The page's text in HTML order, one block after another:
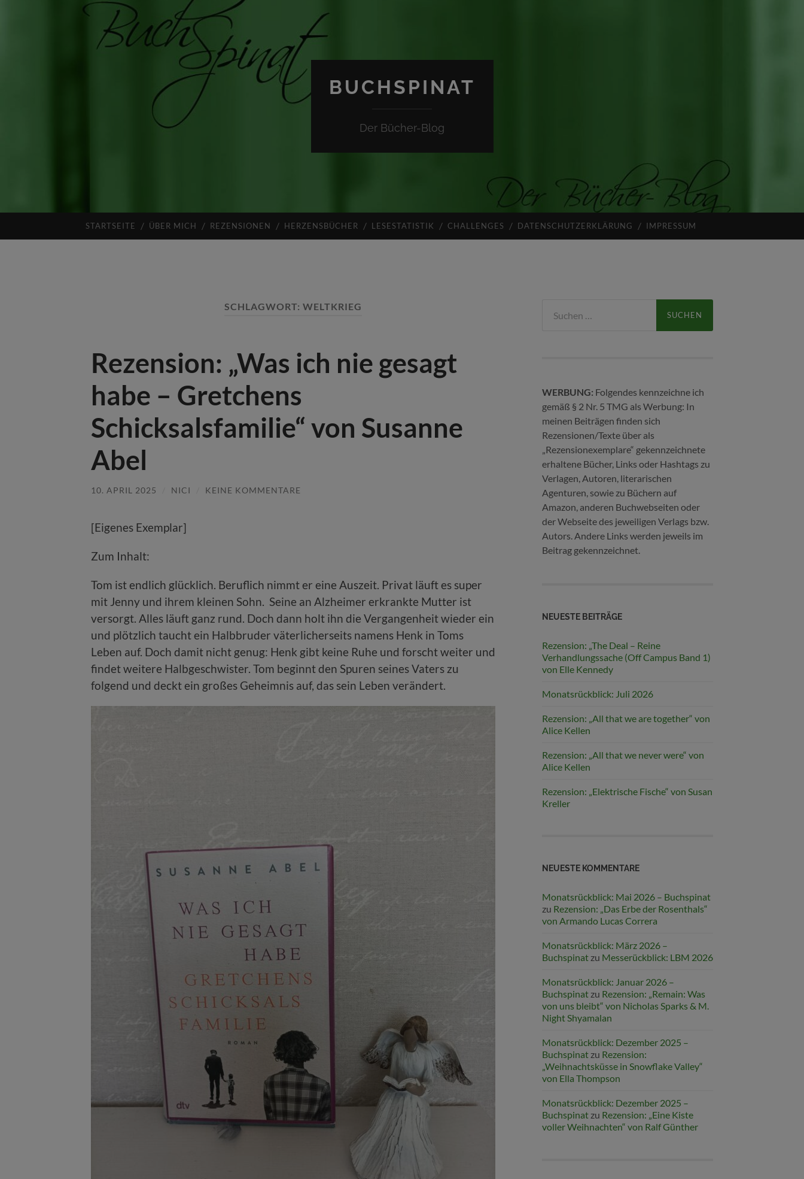
BUCHSPINAT
Der Bücher-Blog
STARTSEITE ÜBER MICH REZENSIONEN HERZENSBÜCHER LESESTATISTIK CHALLENGES DATENSCHUTZERKLÄRUNG IMPRESSUM
SCHLAGWORT: WELTKRIEG
Rezension: „Was ich nie gesagt
habe – Gretchens
Schicksalsfamilie“ von Susanne
Abel
10. APRIL 2025 NICI KEINE KOMMENTARE
[Eigenes Exemplar]
Zum Inhalt:
Tom ist endlich glücklich. Beruflich nimmt er eine Auszeit. Privat läuft es super
mit Jenny und ihrem kleinen Sohn. Seine an Alzheimer erkrankte Mutter ist
versorgt. Alles läuft ganz rund. Doch dann holt ihn die Vergangenheit wieder ein
und plötzlich taucht ein Halbbruder väterlicherseits namens Henk in Toms
Leben auf. Doch damit nicht genug: Henk gibt keine Ruhe und forscht weiter und
findet weitere Halbgeschwister. Tom beginnt den Spuren seines Vaters zu
folgend und deckt ein großes Geheimnis auf, das sein Leben verändert.
nach:
WERBUNG: Folgendes kennzeichne ich
gemäß § 2 Nr. 5 TMG als Werbung: In
meinen Beiträgen finden sich
Rezensionen/Texte über als
„Rezensionexemplare“ gekennzeichnete
erhaltene Bücher, Links oder Hashtags zu
Verlagen, Autoren, literarischen
Agenturen, sowie zu Büchern auf
Amazon, anderen Buchwebseiten oder
der Webseite des jeweiligen Verlags bzw.
Autors. Andere Links werden jeweils im
Beitrag gekennzeichnet.
NEUESTE BEITRÄGE
Rezension: „The Deal – Reine
Verhandlungssache (Off Campus Band 1)
von Elle Kennedy
Monatsrückblick: Juli 2026
Rezension: „All that we are together“ von
Alice Kellen
Rezension: „All that we never were“ von
Alice Kellen
Rezension: „Elektrische Fische“ von Susan
Kreller
NEUESTE KOMMENTARE
Monatsrückblick: Mai 2026 – Buchspinat
zu Rezension: „Das Erbe der Rosenthals“
von Armando Lucas Correra
Monatsrückblick: März 2026 –
Buchspinat zu Messerückblick: LBM 2026
Monatsrückblick: Januar 2026 –
Buchspinat zu Rezension: „Remain: Was
von uns bleibt“ von Nicholas Sparks & M.
Night Shyamalan
Monatsrückblick: Dezember 2025 –
Buchspinat zu Rezension:
„Weihnachtsküsse in Snowflake Valley“
von Ella Thompson
Monatsrückblick: Dezember 2025 –
Buchspinat zu Rezension: „Eine Kiste
voller Weihnachten“ von Ralf Günther